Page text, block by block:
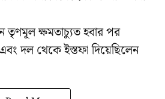
তৃণমূল ক্ষমতাচ্যুত হবার পর
দল থেকে ইস্তফা দিয়েছিলেন